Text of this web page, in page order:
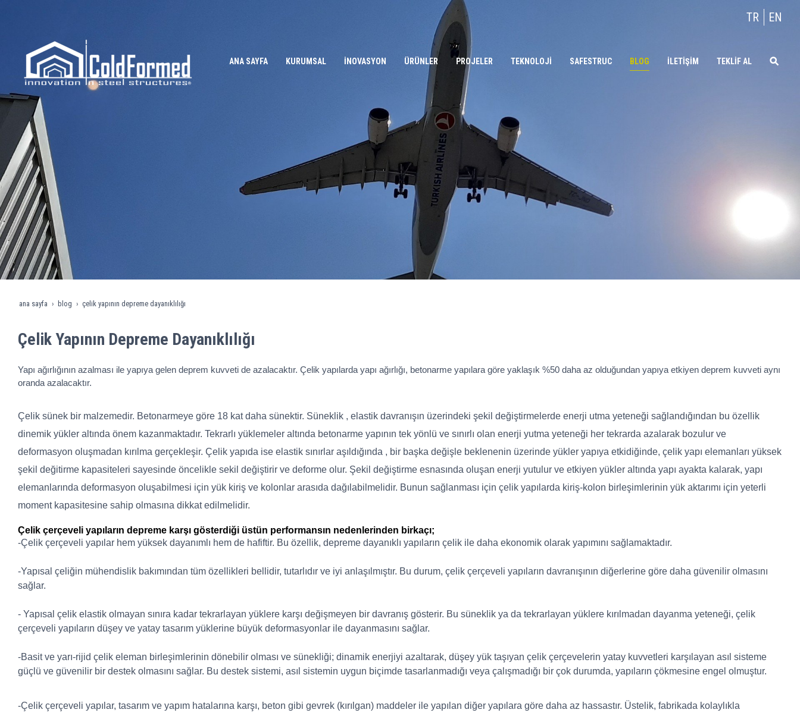
TR EN
ANA SAYFA KURUMSAL İNOVASYON ÜRÜNLER PROJELER TEKNOLOJİ SAFESTRUC BLOG İLETİŞİM TEKLİF AL
ana sayfa blog çelik yapının depreme dayanıklılığı
Çelik Yapının Depreme Dayanıklılığı
Yapı ağırlığının azalması ile yapıya gelen deprem kuvveti de azalacaktır. Çelik yapılarda yapı ağırlığı, betonarme yapılara göre yaklaşık %50 daha az olduğundan yapıya etkiyen deprem kuvveti aynı
oranda azalacaktır.
Çelik sünek bir malzemedir. Betonarmeye göre 18 kat daha sünektir. Süneklik , elastik davranışın üzerindeki şekil değiştirmelerde enerji utma yeteneği sağlandığından bu özellik
dinemik yükler altında önem kazanmaktadır. Tekrarlı yüklemeler altında betonarme yapının tek yönlü ve sınırlı olan enerji yutma yeteneği her tekrarda azalarak bozulur ve
deformasyon oluşmadan kırılma gerçekleşir. Çelik yapıda ise elastik sınırlar aşıldığında , bir başka değişle beklenenin üzerinde yükler yapıya etkidiğinde, çelik yapı elemanları yüksek
şekil değitirme kapasiteleri sayesinde öncelikle sekil değiştirir ve deforme olur. Şekil değiştirme esnasında oluşan enerji yutulur ve etkiyen yükler altında yapı ayakta kalarak, yapı
elemanlarında deformasyon oluşabilmesi için yük kiriş ve kolonlar arasıda dağılabilmelidir. Bunun sağlanması için çelik yapılarda kiriş-kolon birleşimlerinin yük aktarımı için yeterli
moment kapasitesine sahip olmasına dikkat edilmelidir.
Çelik çerçeveli yapıların depreme karşı gösterdiği üstün performansın nedenlerinden birkaçı;
-Çelik çerçeveli yapılar hem yüksek dayanımlı hem de hafiftir. Bu özellik, depreme dayanıklı yapıların çelik ile daha ekonomik olarak yapımını sağlamaktadır.
-Yapısal çeliğin mühendislik bakımından tüm özellikleri bellidir, tutarlıdır ve iyi anlaşılmıştır. Bu durum, çelik çerçeveli yapıların davranışının diğerlerine göre daha güvenilir olmasını
sağlar.
- Yapısal çelik elastik olmayan sınıra kadar tekrarlayan yüklere karşı değişmeyen bir davranış gösterir. Bu süneklik ya da tekrarlayan yüklere kırılmadan dayanma yeteneği, çelik
çerçeveli yapıların düşey ve yatay tasarım yüklerine büyük deformasyonlar ile dayanmasını sağlar.
-Basit ve yarı-rijid çelik eleman birleşimlerinin dönebilir olması ve sünekliği; dinamik enerjiyi azaltarak, düşey yük taşıyan çelik çerçevelerin yatay kuvvetleri karşılayan asıl sisteme
güçlü ve güvenilir bir destek olmasını sağlar. Bu destek sistemi, asıl sistemin uygun biçimde tasarlanmadığı veya çalışmadığı bir çok durumda, yapıların çökmesine engel olmuştur.
-Çelik çerçeveli yapılar, tasarım ve yapım hatalarına karşı, beton gibi gevrek (kırılgan) maddeler ile yapılan diğer yapılara göre daha az hassastır. Üstelik, fabrikada kolaylıkla